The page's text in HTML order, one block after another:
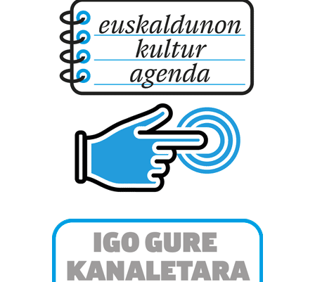
Bazkide batzuek ez dizute baimenik eskatzen, eta beren
interes komertzial legitimoetan babesten dira. Ikusi gure
bazkideen zerrenda, beren ustez zein helburutarako
duten interes legitimoa eta horren aurka nola egin
dezakezun ikusteko.
Lortu zure datu pertsonalak prozesatzeko moduari
buruzko informazio gehiago eta ezarri zure lehentasunak
datuen atalean. Edozein unetan alda edo ken dezakezu
zure baimena Cookieen adierazpenean.
Webgune honek cookie propioak eta hirugarrenen cookie-
zerbitzuak hobetzeko asmoz, cookie teknologiaz
baliatzen gara. Ohar hau onartuz gero, teknologia hori
erabiltzeko baimen esplizitua ematen diguzu.Gehiago